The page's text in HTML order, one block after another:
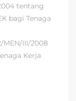
tentang
bagi Tenaga
MEN/III/2008
Kerja